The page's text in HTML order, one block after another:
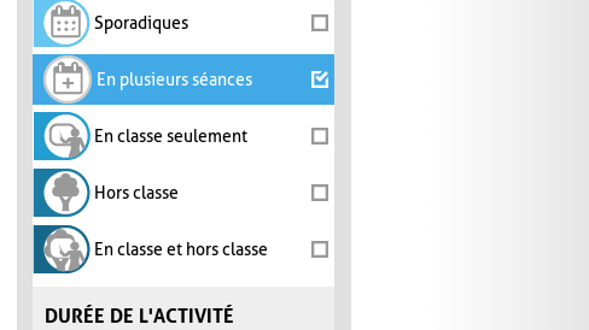
Sporadiques
En plusieurs séances
En classe seulement
Hors classe
En classe et hors classe
DURÉE DE L'ACTIVITÉ